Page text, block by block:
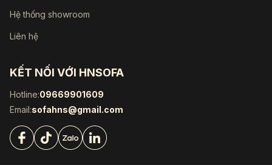
Hệ thống showroom
Liên hệ
KẾT NỐI VỚI HNSOFA
Hotline:09669901609
Email:sofahns@gmail.com